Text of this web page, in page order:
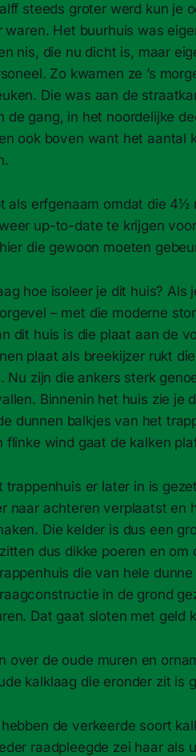
steeds groter werd kun je
waren. Het buurhuis was
nis, die nu dicht is, maar
Zo kwamen ze ’s
Die was aan de
de gang, in het noordelijke
ook boven want het aantal
als erfgenaam omdat die 4½
up-to-date te krijgen
die gewoon moeten
hoe isoleer je dit huis?
– met die moderne
dit huis is die plaat aan de
plaat als breekijzer rukt
Nu zijn die ankers sterk
Binnenin het huis zie je
dunnen balkjes van het
flinke wind gaat de kalken
trappenhuis er later in is
naar achteren verplaatst en
Die kelder is dus een
dus dikke poeren en
die van hele
in de grond
Dat gaat sloten met geld
over de oude muren en
kalklaag die eronder zit is
de verkeerde soort
raadpleegde zei haar als